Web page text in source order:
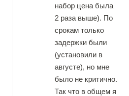
набор цена была
2 раза выше). По
срокам только
задержки были
(установили в
августе), но мне
было не критично.
Так что в общем я